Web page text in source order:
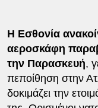
Η Εσθονία
αεροσκάφη
την Παρασκευή,
πεποίθηση στην
δοκιμάζει την